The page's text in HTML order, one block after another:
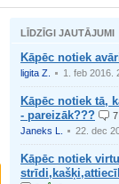
LĪDZĪGI JAUTĀJUMI
Kāpēc notiek
ligita Z.
1. feb 2016.
Kāpēc notiek tā,
- pareizāk???
7
Janeks L.
22. dec
Kāpēc notiek